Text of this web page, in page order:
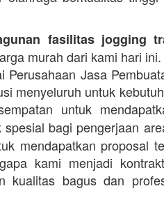
fasilitas jogging
murah dari kami hari
Jasa
menyeluruh untuk
untuk
spesial bagi pengerjaan
mendapatkan proposal
kami menjadi
kualitas bagus dan